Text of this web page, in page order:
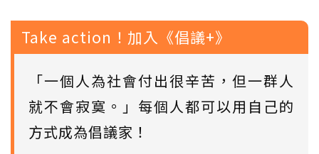
Take action！加入《倡議+》
「一個人為社會付出很辛苦，但一群人
就不會寂寞。」每個人都可以用自己的
方式成為倡議家！